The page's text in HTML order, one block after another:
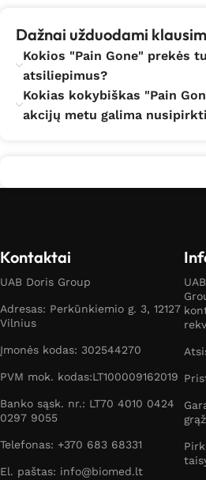
Dažnai užduodami
Kokios "Pain Gone" prekės
atsiliepimus?
Kokias kokybiškas "Pain
akcijų metu galima
Kontaktai
UAB Doris Group
Adresas: Perkūnkiemio g. 3, 12127
Vilnius
Įmonės kodas: 302544270
PVM mok. kodas:LT100009162019
Banko sąsk. nr.: LT70 4010 0424
0297 9055
Telefonas: +370 683 68331
El. paštas: info@biomed.lt